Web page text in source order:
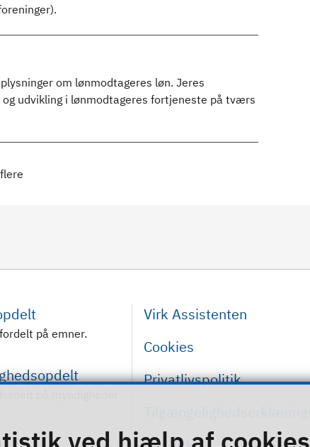
om lønmodtageres løn. Jeres
udvikling i lønmodtageres fortjeneste på tværs
på emner.
Virk Assistenten
Cookies
Privatlivspolitik